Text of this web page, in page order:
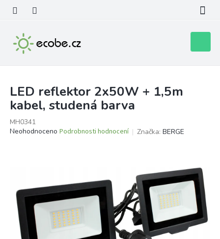
obsah
košík
LED reflektor 2x50W + 1,5m
kabel, studená barva
MH0341
Průměrné
hvězdiček.
Neohodnoceno Podrobnosti hodnocení Značka: BERGE